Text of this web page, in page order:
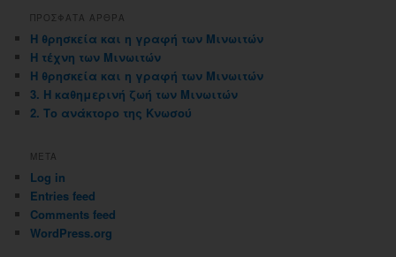
ΠΡΟΣΦΑΤΑ ΑΡΘΡΑ
Η θρησκεία και η γραφή των Μινωιτών
Η τέχνη των Μινωιτών
Η θρησκεία και η γραφή των Μινωιτών
3. Η καθημερινή ζωή των Μινωιτών
2. Το ανάκτορο της Κνωσού
META
Log in
Entries feed
Comments feed
WordPress.org